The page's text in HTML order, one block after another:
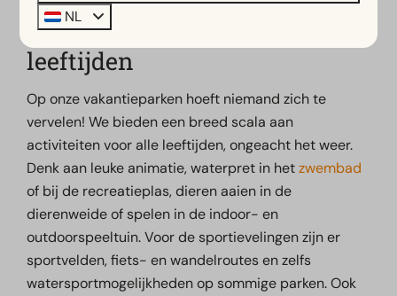
Activiteiten voor alle
leeftijden
Op onze vakantieparken hoeft niemand zich te
vervelen! We bieden een breed scala aan
activiteiten voor alle leeftijden, ongeacht het weer.
Denk aan leuke animatie, waterpret in hetzwembad
of bij de recreatieplas, dieren aaien in de
dierenweide of spelen in de indoor- en
outdoorspeeltuin. Voor de sportievelingen zijn er
sportvelden, fiets- en wandelroutes en zelfs
watersportmogelijkheden op sommige parken. Ook
NL